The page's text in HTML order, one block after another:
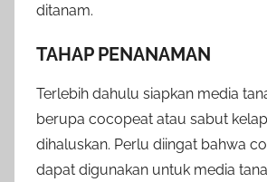
ditanam.
TAHAP PENANAMAN
Terlebih dahulu siapkan media
berupa cocopeat atau sabut
dihaluskan. Perlu diingat bahwa
dapat digunakan untuk media